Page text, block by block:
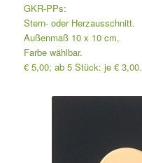
GKR-PPs:
Stern- oder Herzausschnitt.
Außenmaß 10 x 10 cm,
Farbe wählbar.
€ 5,00; ab 5 Stück: je € 3,00.